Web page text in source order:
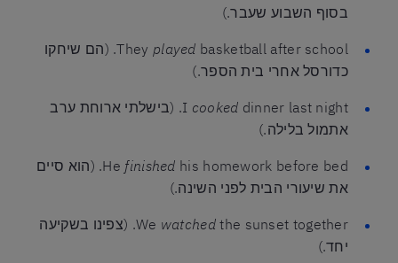
בסוף השבוע שעבר.)
They played
basketball after school. (הם שיחקו
כדורסל אחרי בית הספר.)
I cooked
dinner last night. (בישלתי ארוחת ערב
אתמול בלילה.)
He finished
his homework before bed. (הוא סיים
את שיעורי הבית לפני השינה.)
We watched
the sunset together. (צפינו בשקיעה
יחד.)